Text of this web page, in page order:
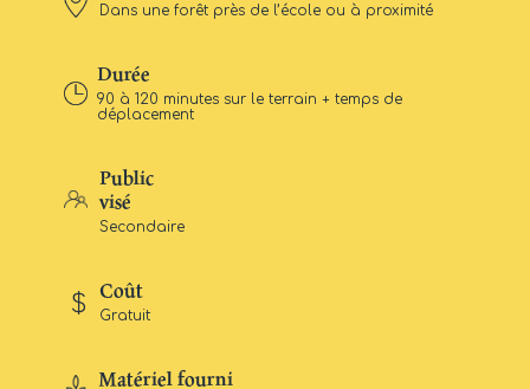
Dans une forêt près de l’école ou à proximité
Durée
90 à 120 minutes sur le terrain + temps de
déplacement
Public
visé
Secondaire
Coût
Gratuit
Matériel fourni